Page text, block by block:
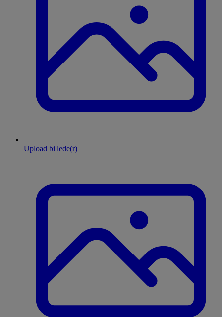
Upload billede(r)